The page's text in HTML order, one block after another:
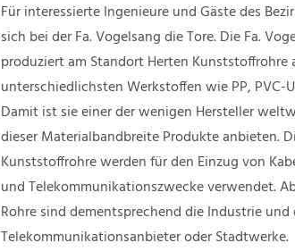
Für interessierte Ingenieure und Gäste des
sich bei der Fa. Vogelsang die Tore. Die Fa.
produziert am Standort Herten Kunststoffrohre
unterschiedlichsten Werkstoffen wie PP, PVC-
Damit ist sie einer der wenigen Hersteller
dieser Materialbandbreite Produkte anbieten.
Kunststoffrohre werden für den Einzug von
und Telekommunikationszwecke verwendet.
Rohre sind dementsprechend die Industrie
Telekommunikationsanbieter oder Stadtwerke.